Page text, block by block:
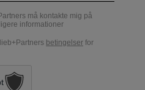
må kontakte mig på
informationer
betingelser for